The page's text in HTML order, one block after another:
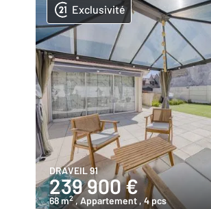
Exclusivité
DRAVEIL 91
239 900 €
68 m2 , Appartement , 4 pcs